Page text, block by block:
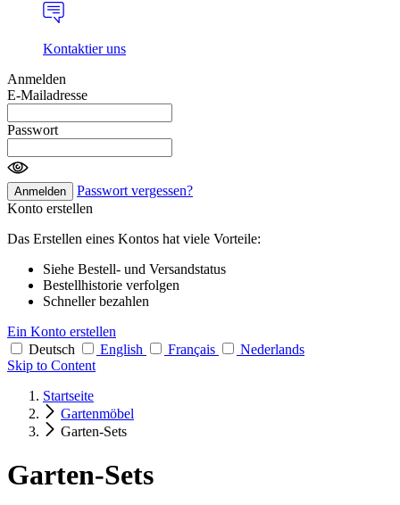
Kontaktier uns
Anmelden
E-Mailadresse
Passwort
Anmelden
Passwort vergessen?
Konto erstellen
Das Erstellen eines Kontos hat viele Vorteile:
Siehe Bestell- und Versandstatus
Bestellhistorie verfolgen
Schneller bezahlen
Ein Konto erstellen
Deutsch
English Français
Nederlands
Skip to Content
Startseite
Gartenmöbel
Garten-Sets
Garten-Sets